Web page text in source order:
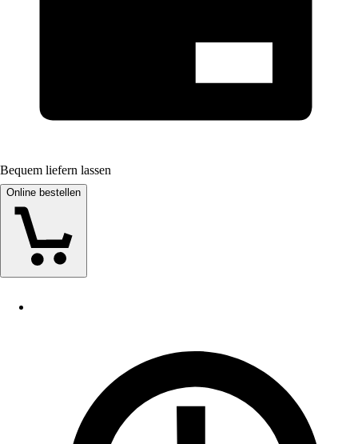
Bequem liefern lassen
Online bestellen